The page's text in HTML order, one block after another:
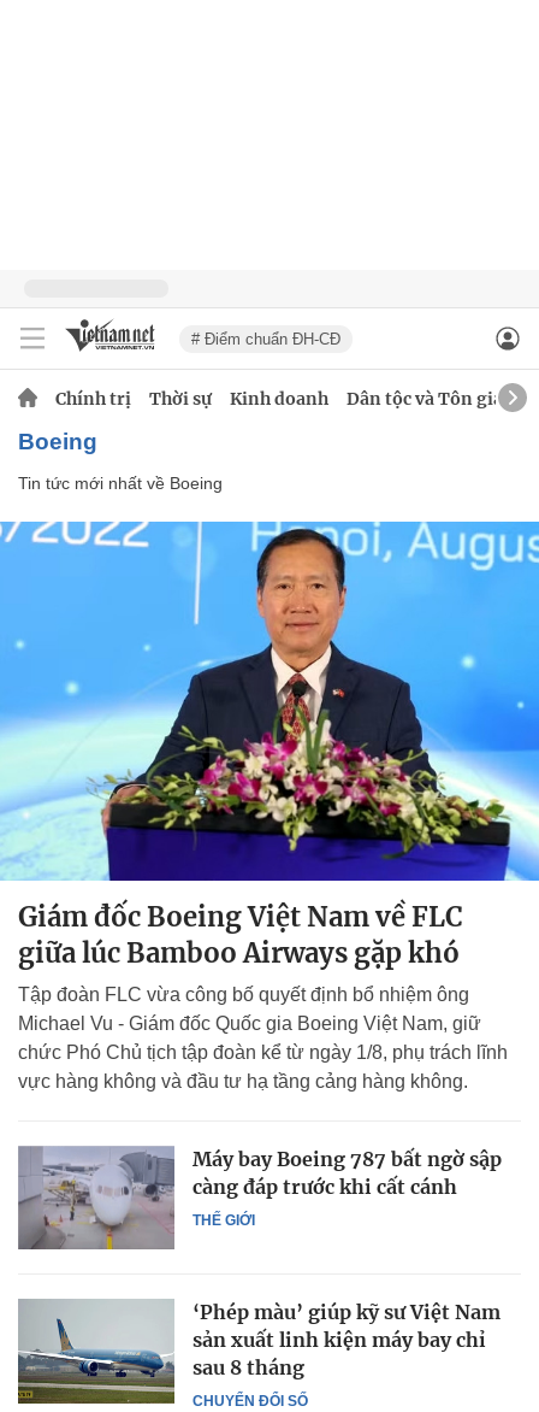
# Điểm chuẩn ĐH-CĐ
Chính trị Thời sự Kinh doanh Dân tộc và Tôn giáo
Boeing
Tin tức mới nhất về Boeing
Giám đốc Boeing Việt Nam về FLC
giữa lúc Bamboo Airways gặp khó
Tập đoàn FLC vừa công bố quyết định bổ nhiệm ông
Michael Vu - Giám đốc Quốc gia Boeing Việt Nam, giữ
chức Phó Chủ tịch tập đoàn kể từ ngày 1/8, phụ trách lĩnh
vực hàng không và đầu tư hạ tầng cảng hàng không.
THẾ GIỚI
Máy bay Boeing 787 bất ngờ sập
càng đáp trước khi cất cánh
CHUYỂN ĐỔI SỐ
‘Phép màu’ giúp kỹ sư Việt Nam
sản xuất linh kiện máy bay chỉ
sau 8 tháng